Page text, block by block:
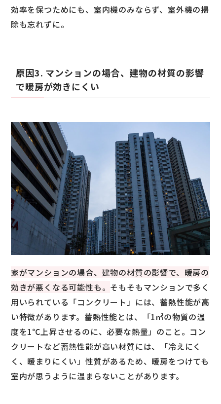
効率を保つためにも、室内機のみならず、室外機の掃
除も忘れずに。
原因3. マンションの場合、建物の材質の影響
で暖房が効きにくい
家がマンションの場合、建物の材質の影響で、暖房の
効きが悪くなる可能性も。 そもそもマンションで多く
用いられている「コンクリート」には、蓄熱性能が高
い特徴があります。蓄熱性能とは、「1㎥の物質の温
度を1℃上昇させるのに、必要な熱量」のこと。コン
クリートなど蓄熱性能が高い材質には、「冷えにく
く、暖まりにくい」性質があるため、暖房をつけても
室内が思うように温まらないことがあります。